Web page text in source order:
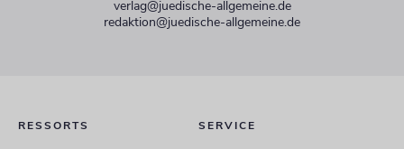
verlag@juedische-allgemeine.de
redaktion@juedische-allgemeine.de
RESSORTS SERVICE